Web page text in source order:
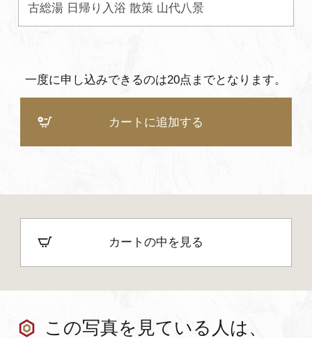
古総湯 日帰り入浴 散策 山代八景
一度に申し込みできるのは20点までとなります。
カートに追加する
カートの中を見る
この写真を見ている人は、